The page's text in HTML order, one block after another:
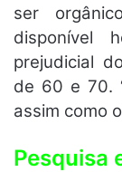
ser
disponível
prejudicial
de 60 e 70.
assim como
Pesquisa